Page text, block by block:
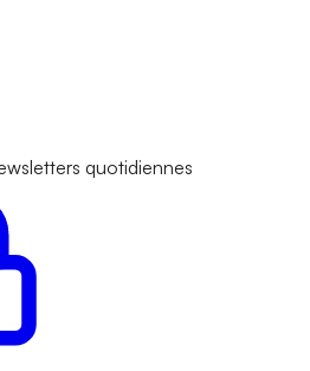
quotidiennes